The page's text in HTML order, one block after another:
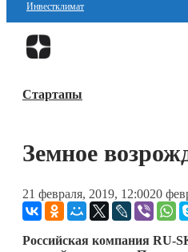
Инвестклимат
Финансы
Блокчейн
ESG
Стартапы
Земное
21 февраля, 2019, 12:0020
Российская компания RU-